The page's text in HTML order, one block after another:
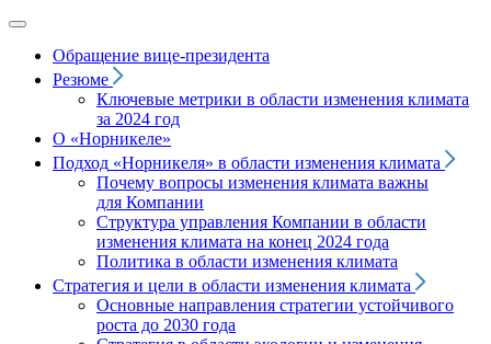
Обращение вице‑президента
Резюме
Ключевые метрики в области изменения климата
за 2024 год
О «Норникеле»
Подход «Норникеля» в области изменения климата
Почему вопросы изменения климата важны
для Компании
Структура управления Компании в области
изменения климата на конец 2024 года
Политика в области изменения климата
Стратегия и цели в области изменения климата
Основные направления стратегии устойчивого
роста до 2030 года